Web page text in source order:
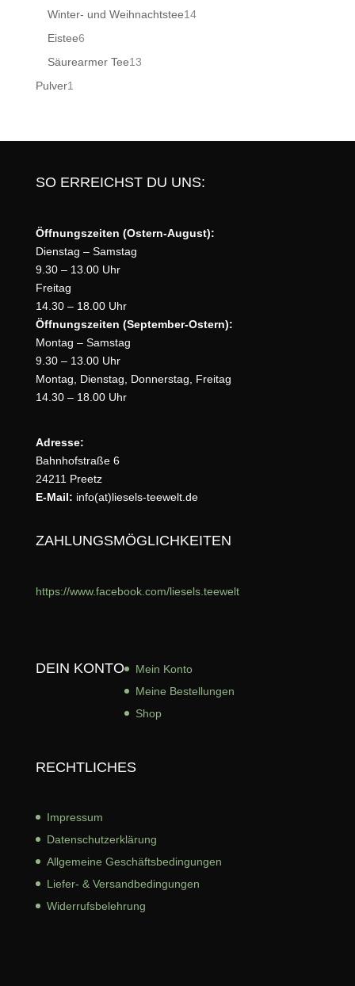
Produkte
Winter- und Weihnachtstee1414
Eistee66
Produkte
Säurearmer Tee1313
Pulver1
SO ERREICHST DU UNS:
Öffnungszeiten (Ostern-August):
Dienstag – Samstag
9.30 – 13.00 Uhr
Freitag
14.30 – 18.00 Uhr
Öffnungszeiten (September-Ostern):
Montag – Samstag
9.30 – 13.00 Uhr
Montag, Dienstag, Donnerstag, Freitag
14.30 – 18.00 Uhr
Adresse:
Bahnhofstraße 6
24211 Preetz
E-Mail: info(at)liesels-teewelt.de
ZAHLUNGSMÖGLICHKEITEN
https://www.facebook.com/liesels.teewelt
DEIN KONTO
Mein Konto
Meine Bestellungen
Shop
RECHTLICHES
Impressum
Datenschutzerklärung
Allgemeine Geschäftsbedingungen
Liefer- & Versandbedingungen
Widerrufsbelehrung